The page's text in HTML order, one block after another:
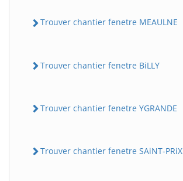
Trouver chantier fenetre MEAULNE
Trouver chantier fenetre BiLLY
Trouver chantier fenetre YGRANDE
Trouver chantier fenetre SAiNT-PRiX